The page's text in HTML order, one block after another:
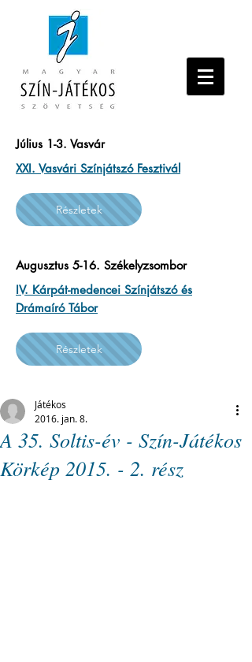
Július 1-3. Vasvár
XXI. Vasvári Színjátszó Fesztivál
Részletek
Augusztus 5-16. Székelyzsombor
IV. Kárpát-medencei Színjátszó és
Drámaíró Tábor
Részletek
A 35. Soltis-év - Szín-Játékos
Körkép 2015. - 2. rész
Játékos
2016. jan. 8.